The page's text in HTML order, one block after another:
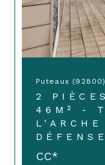
Puteaux (92800)
2
46M² -
DÉFENSE
CC*